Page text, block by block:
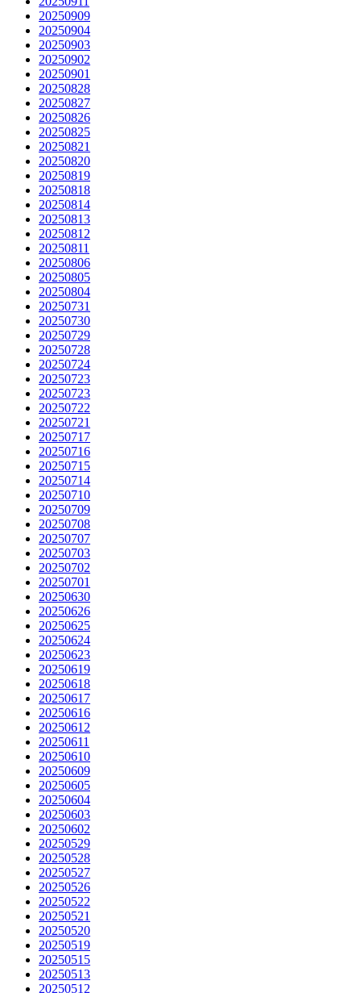
20250909
20250904
20250903
20250902
20250901
20250828
20250827
20250826
20250825
20250821
20250820
20250819
20250818
20250814
20250813
20250812
20250811
20250806
20250805
20250804
20250731
20250730
20250729
20250728
20250724
20250723
20250723
20250722
20250721
20250717
20250716
20250715
20250714
20250710
20250709
20250708
20250707
20250703
20250702
20250701
20250630
20250626
20250625
20250624
20250623
20250619
20250618
20250617
20250616
20250612
20250611
20250610
20250609
20250605
20250604
20250603
20250602
20250529
20250528
20250527
20250526
20250522
20250521
20250520
20250519
20250515
20250513
20250512